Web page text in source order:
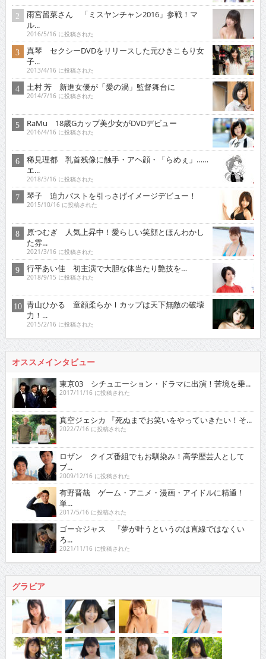
雨宮留菜さん 「ミスヤンチャン2016」参戦！マ
ル...
2016/5/16 に投稿された
真琴 セクシーDVDをリリースした元ひきこもり女
子...
2013/4/16 に投稿された
土村 芳 新進女優が「愛の渦」監督舞台に
2014/7/16 に投稿された
RaMu 18歳Gカップ美少女がDVDデビュー
2016/4/16 に投稿された
稀見理都 乳首残像に触手・アヘ顔・「らめぇ」……
エ...
2018/3/16 に投稿された
琴子 迫力バストを引っさげイメージデビュー！
2015/10/16 に投稿された
原つむぎ 人気上昇中！愛らしい笑顔とほんわかし
た雰...
2021/3/16 に投稿された
行平あい佳 初主演で大胆な体当たり艶技を…
2018/9/15 に投稿された
青山ひかる 童顔柔らかＩカップは天下無敵の破壊
力！...
2015/2/16 に投稿された
オススメインタビュー
東京03 シチュエーション・ドラマに出演！苦境を乗...
2017/11/16 に投稿された
真空ジェシカ 『死ぬまでお笑いをやっていきたい！そ...
2022/7/16 に投稿された
ロザン クイズ番組でもお馴染み！高学歴芸人として
ブ...
2009/12/16 に投稿された
有野晋哉 ゲーム・アニメ・漫画・アイドルに精通！
単...
2017/5/16 に投稿された
ゴー☆ジャス 『夢が叶うというのは直線ではなくい
ろ...
2021/11/16 に投稿された
グラビア